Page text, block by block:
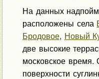
На данных
расположены села
Бродовое, Новый
две высокие
московское
поверхности